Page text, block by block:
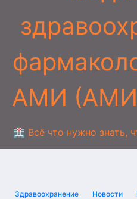
АМИ
🏥 Всё что нужно знать,
Здравоохранение Новости